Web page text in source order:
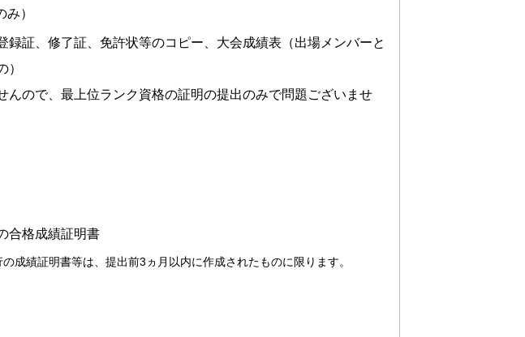
）
証、修了証、免許状等のコピー、大会成績表（出場メンバーと
んので、最上位ランク資格の証明の提出のみで問題ございませ
合格成績証明書
成績証明書等は、提出前3ヵ月以内に作成されたものに限ります。